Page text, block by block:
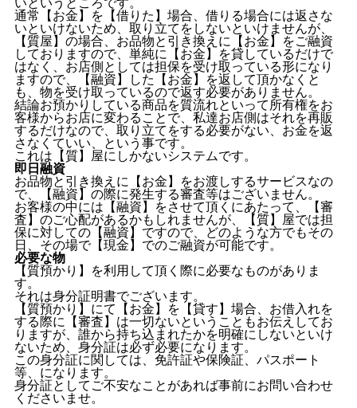
通常【お金】を【借りた】場合、借りる場合には返さな
いといけないため、取り立てをしないといけませんが、
【質屋】の場合、お品物と引き換えに【お金】をご融資
しておりますので、単純に【お金】を貸しているだけで
はなく、お店側としては担保を受け取っている形になり
ますので、【融資】した【お金】を返して頂かなくと
も、物を受け取っているので返す必要がありません。
結論お預かりしている商品を質流れといって所有権をお
客様からお店に変わることで、私達お店側はそれを再販
するだけなので、取り立てをする必要がない、お金を返
さなくていい、という事です。
これは【質】屋にしかないシステムです。
即日融資
お品物と引き換えに【お金】をお渡しするサービスなの
で、【融資】の際に発生する審査等はございません。
お客様の中には【融資】をさせて頂くにあたって、【審
査】のご心配があるかもしれませんが、【質】屋では担
保に対しての【融資】ですので、どのような方でもその
日、その場で【現金】でのご融資が可能です。
必要な物
【質預かり】を利用して頂く際に必要なものがありま
す。
それは身分証明書でございます。
【質預かり】にて【お金】を【貸す】場合、お借入れを
する際に【審査】は一切ないということもお伝えしてお
りますが、誰から持ち込まれたかを明確にしないといけ
ないため、身分証は必ず必要になります。
この身分証に関しては、免許証や保険証、パスポート
等、になります。
身分証としてご不安なことがあれば事前にお問い合わせ
くださいませ。